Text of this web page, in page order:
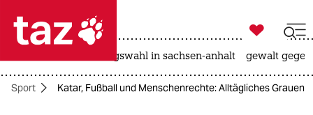
 taz zahl ich
taz zahl ich

taz zahl ich
landtagswahl in sachsen-anhalt gewalt
Sport Katar, Fußball und Menschenrechte: Alltägliches Grauen